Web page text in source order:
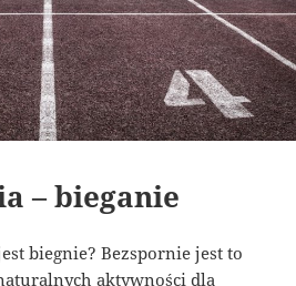
– bieganie
biegnie? Bezspornie jest to
aktywności dla